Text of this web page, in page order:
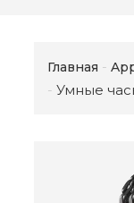
Главная
Умные